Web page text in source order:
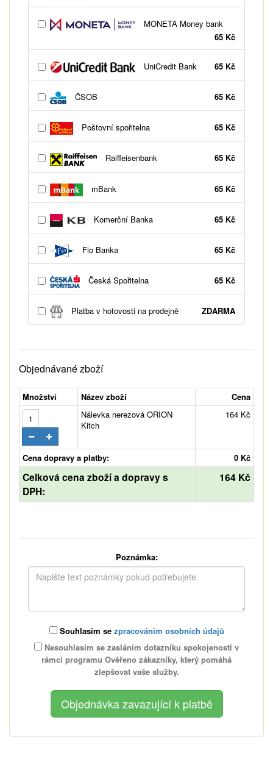
MONETA Money bank
65 Kč
UniCredit Bank 65 Kč
ČSOB 65 Kč
Poštovní spořitelna 65 Kč
Raiffeisenbank 65 Kč
mBank 65 Kč
Komerční Banka 65 Kč
Fio Banka 65 Kč
Česká Spořitelna 65 Kč
Platba v hotovosti na prodejně ZDARMA
Objednávané zboží
Množství Název zboží
Cena
Nálevka nerezová ORION
Kitch
164 Kč
Cena dopravy a platby: 0 Kč
Celková cena zboží a dopravy s
DPH:
164 Kč
Poznámka:
Souhlasím se zpracováním osobních údajů
Nesouhlasím se zasláním dotazníku spokojenosti v
rámci programu Ověřeno zákazníky, který pomáhá
zlepšovat vaše služby.